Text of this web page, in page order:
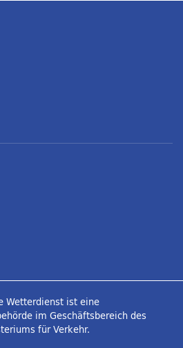
Wetterdienst ist eine
im Geschäftsbereich des
für Verkehr.